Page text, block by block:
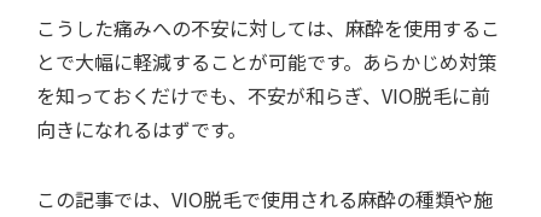
こうした痛みへの不安に対しては、麻酔を使用するこ
とで大幅に軽減することが可能です。あらかじめ対策
を知っておくだけでも、不安が和らぎ、VIO脱毛に前
向きになれるはずです。
この記事では、VIO脱毛で使用される麻酔の種類や施